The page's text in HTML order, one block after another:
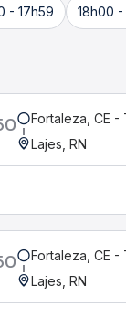
- 17h59 18h00 -
Fortaleza, CE -
Lajes, RN
Fortaleza, CE -
Lajes, RN